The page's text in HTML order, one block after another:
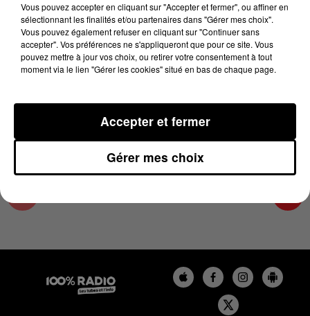
17 avril 2025 - 1 min 14 sec
L'AGENDA DU COMMINGES DU 17/04/2025 À
07H52
L'AGENDA DU COMMINGES
Vous pouvez accepter en cliquant sur "Accepter et fermer", ou affiner en
sélectionnant les finalités et/ou partenaires dans "Gérer mes choix".
Vous pouvez également refuser en cliquant sur "Continuer sans
accepter". Vos préférences ne s'appliqueront que pour ce site. Vous
pouvez mettre à jour vos choix, ou retirer votre consentement à tout
moment via le lien "Gérer les cookies" situé en bas de chaque page.
Gérer mes choix
Accepter et fermer